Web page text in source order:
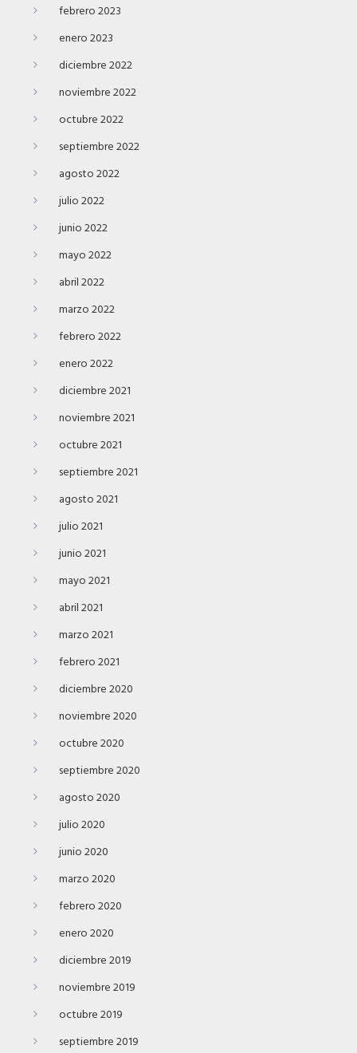
febrero 2023
enero 2023
diciembre 2022
noviembre 2022
octubre 2022
septiembre 2022
agosto 2022
julio 2022
junio 2022
mayo 2022
abril 2022
marzo 2022
febrero 2022
enero 2022
diciembre 2021
noviembre 2021
octubre 2021
septiembre 2021
agosto 2021
julio 2021
junio 2021
mayo 2021
abril 2021
marzo 2021
febrero 2021
diciembre 2020
noviembre 2020
octubre 2020
septiembre 2020
agosto 2020
julio 2020
junio 2020
marzo 2020
febrero 2020
enero 2020
diciembre 2019
noviembre 2019
octubre 2019
septiembre 2019